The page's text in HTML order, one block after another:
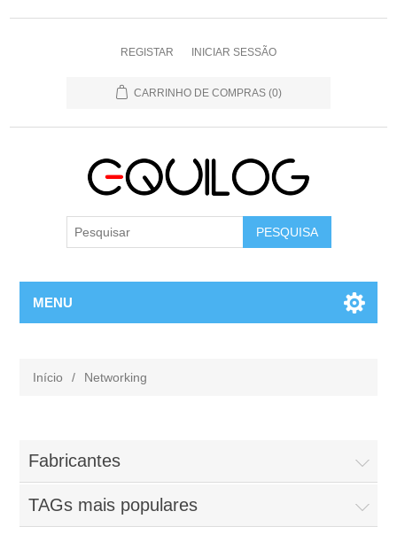
REGISTAR INICIAR SESSÃO
CARRINHO DE COMPRAS (0)
MENU
Início / Networking
Fabricantes
TAGs mais populares